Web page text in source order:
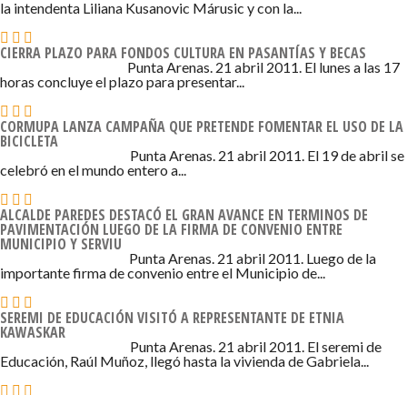
la intendenta Liliana Kusanovic Márusic y con la...
CIERRA PLAZO PARA FONDOS CULTURA EN PASANTÍAS Y BECAS
Punta Arenas. 21 abril 2011. El lunes a las 17
horas concluye el plazo para presentar...
CORMUPA LANZA CAMPAÑA QUE PRETENDE FOMENTAR EL USO DE LA
BICICLETA
Punta Arenas. 21 abril 2011. El 19 de abril se
celebró en el mundo entero a...
ALCALDE PAREDES DESTACÓ EL GRAN AVANCE EN TERMINOS DE
PAVIMENTACIÓN LUEGO DE LA FIRMA DE CONVENIO ENTRE
MUNICIPIO Y SERVIU
Punta Arenas. 21 abril 2011. Luego de la
importante firma de convenio entre el Municipio de...
SEREMI DE EDUCACIÓN VISITÓ A REPRESENTANTE DE ETNIA
KAWASKAR
Punta Arenas. 21 abril 2011. El seremi de
Educación, Raúl Muñoz, llegó hasta la vivienda de Gabriela...